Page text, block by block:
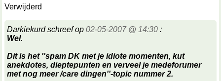
Verwijderd
Darkiekurd schreef op 02-05-2007 @ 14:30 :
Wel.
Dit is het ''spam DK met je idiote momenten, kut
anekdotes, dieptepunten en verveel je medeforumer
met nog meer /care dingen''-topic nummer 2.